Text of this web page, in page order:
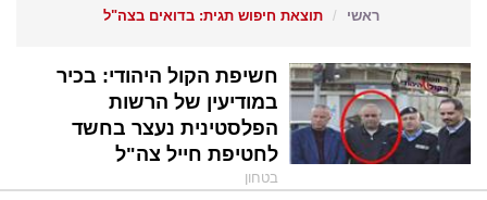
ראשי תוצאת חיפוש תגית: בדואים בצה"ל
חשיפת הקול היהודי: בכיר
במודיעין של הרשות
הפלסטינית נעצר בחשד
לחטיפת חייל צה"ל
בטחון